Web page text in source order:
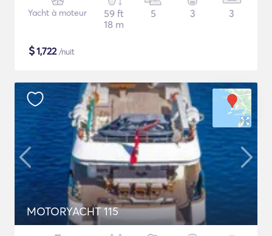
Yacht à moteur
59 ft
18 m
5 3 3
$1,722/nuit
MOTORYACHT 115